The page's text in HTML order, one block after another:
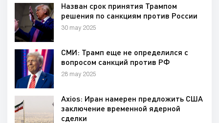
Назван срок принятия Трампом
решения по санкциям против России
30 may 2025
СМИ: Трамп еще не определился с
вопросом санкций против РФ
28 may 2025
Axios: Иран намерен предложить США
заключение временной ядерной
сделки